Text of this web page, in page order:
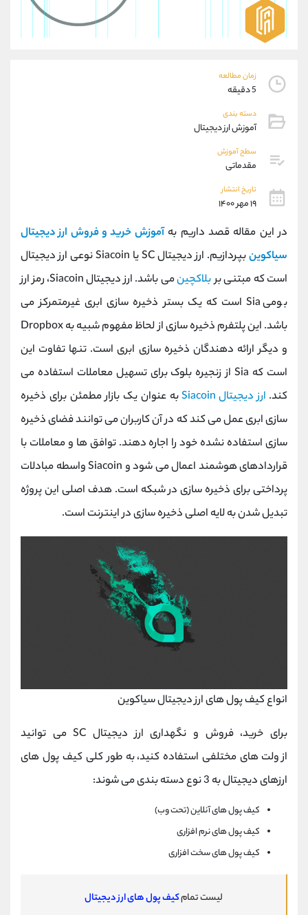
زمان مطالعه
5 دقیقه
دسته بندی
آموزش ارز دیجیتال
سطح آموزش
مقدماتی
تاریخ انتشار
۱۹ مهر ۱۴۰۰
در این مقاله قصد داریم بهآموزش خرید و فروش ارز دیجیتال
سیاکوین
بپردازیم. ارز دیجیتال SC یا Siacoin نوعی ارز دیجیتال
است که مبتنی بربلاکچین
می باشد. ارز دیجیتال Siacoin، رمز ارز
بومی Sia است که یک بستر ذخیره سازی ابری غیرمتمرکز می
باشد. این پلتفرم ذخیره سازی از لحاظ مفهوم شبیه به Dropbox
و دیگر ارائه دهندگان ذخیره سازی ابری است. تنها تفاوت این
است که Sia از زنجیره بلوک برای تسهیل معاملات استفاده می
کند. ارز دیجیتال Siacoin
به عنوان یک بازار مطمئن برای ذخیره
سازی ابری عمل می کند که در آن کاربران می توانند فضای ذخیره
سازی استفاده نشده خود را اجاره دهند. توافق ها و معاملات با
قراردادهای هوشمند اعمال می شود و Siacoin واسطه مبادلات
پرداختی برای ذخیره سازی در شبکه است. هدف اصلی این پروژه
تبدیل شدن به لایه اصلی ذخیره سازی در اینترنت است.
انواع کیف پول های ارز دیجیتال سیاکوین
برای خرید، فروش و نگهداری ارز دیجیتال SC می توانید
از ولت های مختلفی استفاده کنید، به طور کلی کیف پول های
ارزهای دیجیتال به 3 نوع دسته بندی می شوند:
کیف پول های آنلاین (تحت وب)
کیف پول های نرم افزاری
کیف پول های سخت افزاری
لیست تمامکیف پول های ارز دیجیتال
واتساپ شروع گفتگو
تلگرام @Armteam_admin_103
پشتیبان فروش
موبایل
واتساپ
داخلی
اطلاعات تماس (دفتر فروش)
تلفن 021-22021030
بدون پیش شماره 90001030
اینستاگرام @alireza.mehrabii
کانال تلگرام @alirezamehrabi_com